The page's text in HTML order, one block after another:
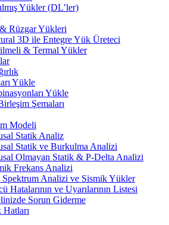
Yükler (DL’ler)
Rüzgar Yükleri
3D ile Entegre Yük Üreteci
& Termal Yükler
Yükle
Yükle
Şemaları
Modeli
Statik Analiz
Statik ve Burkulma Analizi
Olmayan Statik & P-Delta Analizi
Frekans Analizi
Spektrum Analizi ve Sismik Yükler
Hatalarının ve Uyarılarının Listesi
Sorun Giderme